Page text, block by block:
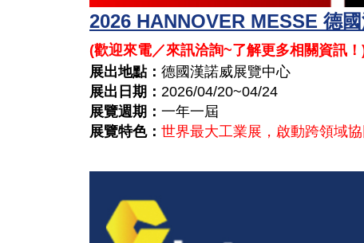
2026 HANNOVER MESSE 德
(歡迎來電／來訊洽詢~了解更多相關資訊！
展出地點： 德國漢諾威展覽中心
展出日期： 2026/04/20~04/24
展覽週期： 一年一屆
展覽特色： 世界最大工業展，啟動跨領域協